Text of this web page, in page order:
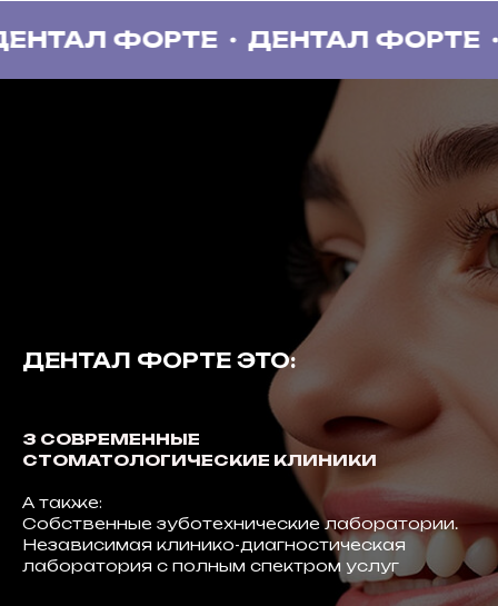
ДЕНТАЛ ФОРТЕ
ДЕНТАЛ ФОРТЕ ЭТО:
3 СОВРЕМЕННЫЕ
СТОМАТОЛОГИЧЕСКИЕ КЛИНИКИ
А также:
Собственные зуботехнические лаборатории.
Независимая клинико-диагностическая
лаборатория с полным спектром услуг